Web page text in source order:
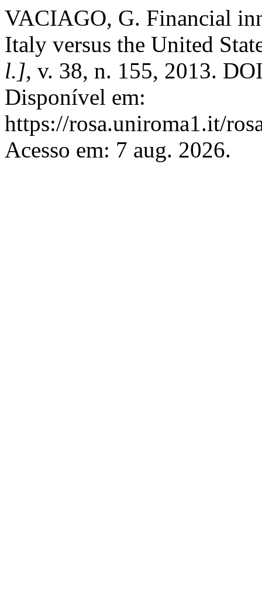
VACIAGO, G. Financial
Italy versus the United
l.], v. 38, n. 155, 2013.
Disponível em:
https://rosa.uniroma1.it/
Acesso em: 7 aug. 2026.